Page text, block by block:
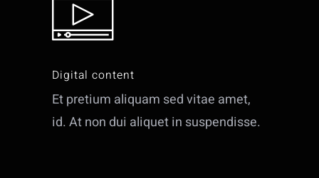
Digital content
Et pretium aliquam sed vitae amet,
id. At non dui aliquet in suspendisse.